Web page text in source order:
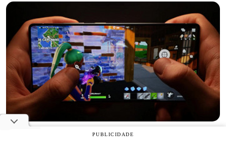
PUBLICIDADE